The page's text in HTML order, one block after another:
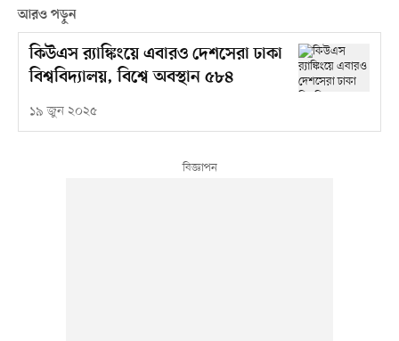
আরও পড়ুন
কিউএস র‌্যাঙ্কিংয়ে এবারও দেশসেরা ঢাকা
বিশ্ববিদ্যালয়, বিশ্বে অবস্থান ৫৮৪
১৯ জুন ২০২৫